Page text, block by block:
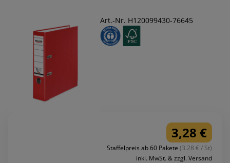
Art.-Nr. H120099430-76645
3,28 €
Staffelpreis ab 60 Pakete (3.28 € / St)
inkl. MwSt. & zzgl. Versand